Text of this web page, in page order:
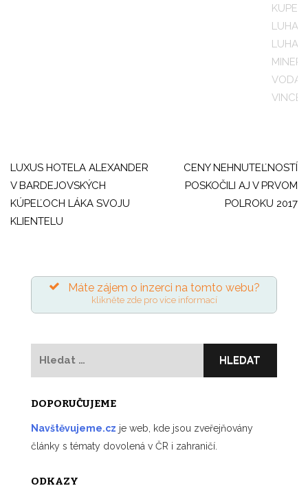
VODA
pro
příspěvek
LUXUS HOTELA ALEXANDER
V BARDEJOVSKÝCH
KÚPEĽOCH LÁKA SVOJU
KLIENTELU
CENY NEHNUTEĽNOSTÍ
POSKOČILI AJ V PRVOM
POLROKU 2017
Máte zájem o inzerci na tomto webu?
klikněte zde pro více informací
DOPORUČUJEME
Navštěvujeme.cz je web, kde jsou zveřejňovány
články s tématy dovolená v ČR i zahraničí.
ODKAZY